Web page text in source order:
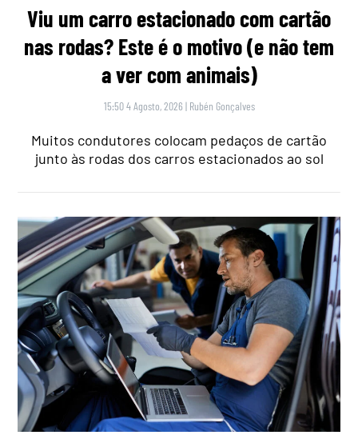
Viu um carro estacionado com cartão
nas rodas? Este é o motivo (e não tem
a ver com animais)
15:50 4 Agosto, 2026 | Rubén Gonçalves
Muitos condutores colocam pedaços de cartão
junto às rodas dos carros estacionados ao sol